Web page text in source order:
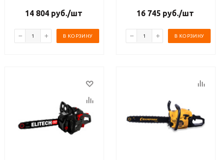
14 804руб./шт
В КОРЗИНУ
16 745руб./шт
В КОРЗИНУ